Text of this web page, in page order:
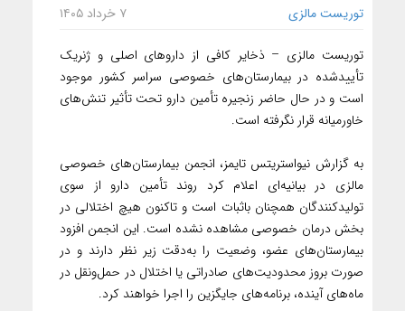
توریست مالزی ۷ خرداد ۱۴۰۵
توریست مالزی – ذخایر کافی از داروهای اصلی و ژنریک
تأییدشده در بیمارستان‌های خصوصی سراسر کشور موجود
است و در حال حاضر زنجیره تأمین دارو تحت تأثیر تنش‌های
خاورمیانه قرار نگرفته است.
به گزارش نیواستریتس تایمز، انجمن بیمارستان‌های خصوصی
مالزی در بیانیه‌ای اعلام کرد روند تأمین دارو از سوی
تولیدکنندگان همچنان باثبات است و تاکنون هیچ اختلالی در
بخش درمان خصوصی مشاهده نشده است. این انجمن افزود
بیمارستان‌های عضو، وضعیت را به‌دقت زیر نظر دارند و در
صورت بروز محدودیت‌های صادراتی یا اختلال در حمل‌ونقل در
ماه‌های آینده، برنامه‌های جایگزین را اجرا خواهند کرد.